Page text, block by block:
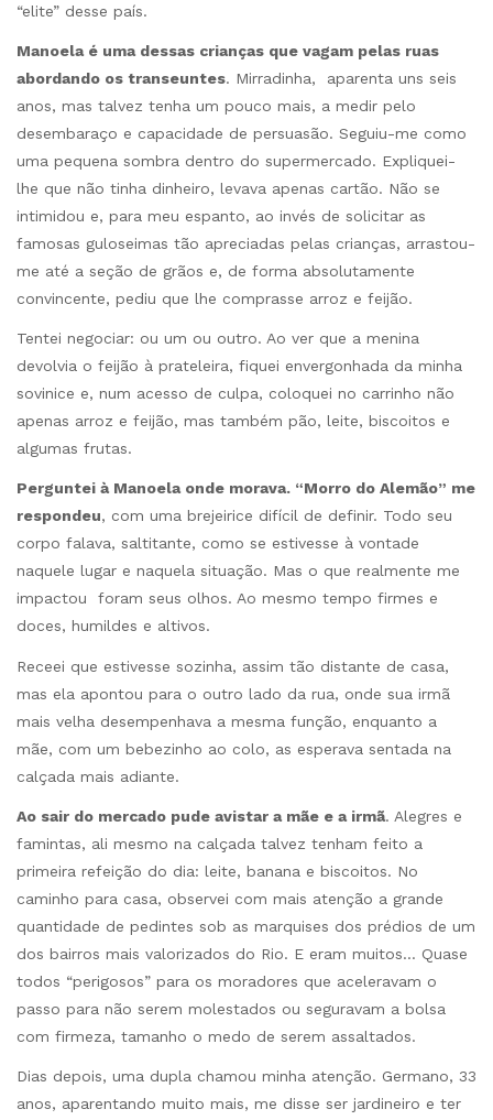
“elite” desse país.
Manoela é uma dessas crianças que vagam pelas ruas
abordando os transeuntes. Mirradinha, aparenta uns seis
anos, mas talvez tenha um pouco mais, a medir pelo
desembaraço e capacidade de persuasão. Seguiu-me como
uma pequena sombra dentro do supermercado. Expliquei-
lhe que não tinha dinheiro, levava apenas cartão. Não se
intimidou e, para meu espanto, ao invés de solicitar as
famosas guloseimas tão apreciadas pelas crianças, arrastou-
me até a seção de grãos e, de forma absolutamente
convincente, pediu que lhe comprasse arroz e feijão.
Tentei negociar: ou um ou outro. Ao ver que a menina
devolvia o feijão à prateleira, fiquei envergonhada da minha
sovinice e, num acesso de culpa, coloquei no carrinho não
apenas arroz e feijão, mas também pão, leite, biscoitos e
algumas frutas.
Perguntei à Manoela onde morava. “Morro do Alemão” me
respondeu, com uma brejeirice difícil de definir. Todo seu
corpo falava, saltitante, como se estivesse à vontade
naquele lugar e naquela situação. Mas o que realmente me
impactou foram seus olhos. Ao mesmo tempo firmes e
doces, humildes e altivos.
Receei que estivesse sozinha, assim tão distante de casa,
mas ela apontou para o outro lado da rua, onde sua irmã
mais velha desempenhava a mesma função, enquanto a
mãe, com um bebezinho ao colo, as esperava sentada na
calçada mais adiante.
Ao sair do mercado pude avistar a mãe e a irmã. Alegres e
famintas, ali mesmo na calçada talvez tenham feito a
primeira refeição do dia: leite, banana e biscoitos. No
caminho para casa, observei com mais atenção a grande
quantidade de pedintes sob as marquises dos prédios de um
dos bairros mais valorizados do Rio. E eram muitos… Quase
todos “perigosos” para os moradores que aceleravam o
passo para não serem molestados ou seguravam a bolsa
com firmeza, tamanho o medo de serem assaltados.
Dias depois, uma dupla chamou minha atenção. Germano, 33
anos, aparentando muito mais, me disse ser jardineiro e ter